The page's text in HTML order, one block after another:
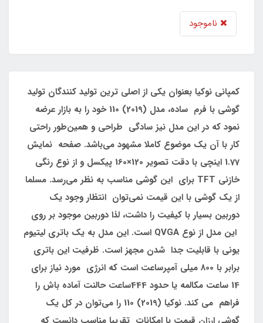
ناموجود
کمپانی نوکیا بعنوان یکی از اصلی ترین تولید کنندگان تولید
گوشی با فرم ساده، مدل (2019) 110 خود را به بازار عرضه
نمود که در این مدل نیز سادگی طراحی و همین‌طور راحتی
کار با آن یک موضوع کاملا مشهود می‌باشد. صفحه نمایش
1.77 اینچی با دقت تصویر 120×160 پیکسل و از نوع رنگی
خازنی TFT برای این گوشی مناسب به نظر می‌رسد. مسلما
از یک گوشی با این قیمت نمی‌توان انتظار وجود یک
دوربین بسیار با کیفیت را داشت، لذا دوربین موجود بر روی
این مدل از نوع QVGA است. این مدل به یک باتری لیتیوم
یونی با قابلیت جدا شدن مجهز است. ظرفیت این باتری
برابر با 800 میلی آمپرساعت است که انرژی مورد نیاز برای
14 ساعت مکالمه یا حدود 444ساعت حالنت آماده باش را
فراهم می کند. نوکیا (2019) 110 را می‌توان در کل یک